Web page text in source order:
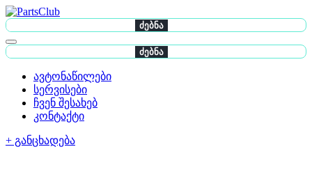
ძებნა
ძებნა
ავტონაწილები
სერვისები
ჩვენ შესახებ
კონტაქტი
+ განცხადება